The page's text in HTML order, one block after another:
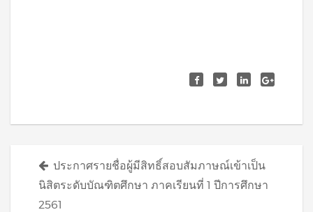
Posts
navigation
ประกาศรายชื่อผู้มีสิทธิ์สอบสัมภาษณ์เข้าเป็น
นิสิตระดับบัณฑิตศึกษา ภาคเรียนที่ 1 ปีการศึกษา
2561